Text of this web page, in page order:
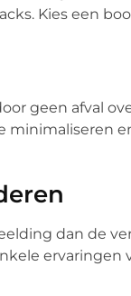
Kies een
geen afval
minimaliseren
dan de
ervaringen